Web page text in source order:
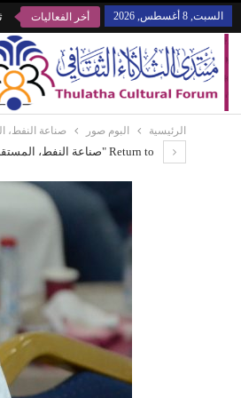
السبت, 8 أغسطس, 2026 أخر الفعاليات
الرئيسية البوم صور صناعة النفط،